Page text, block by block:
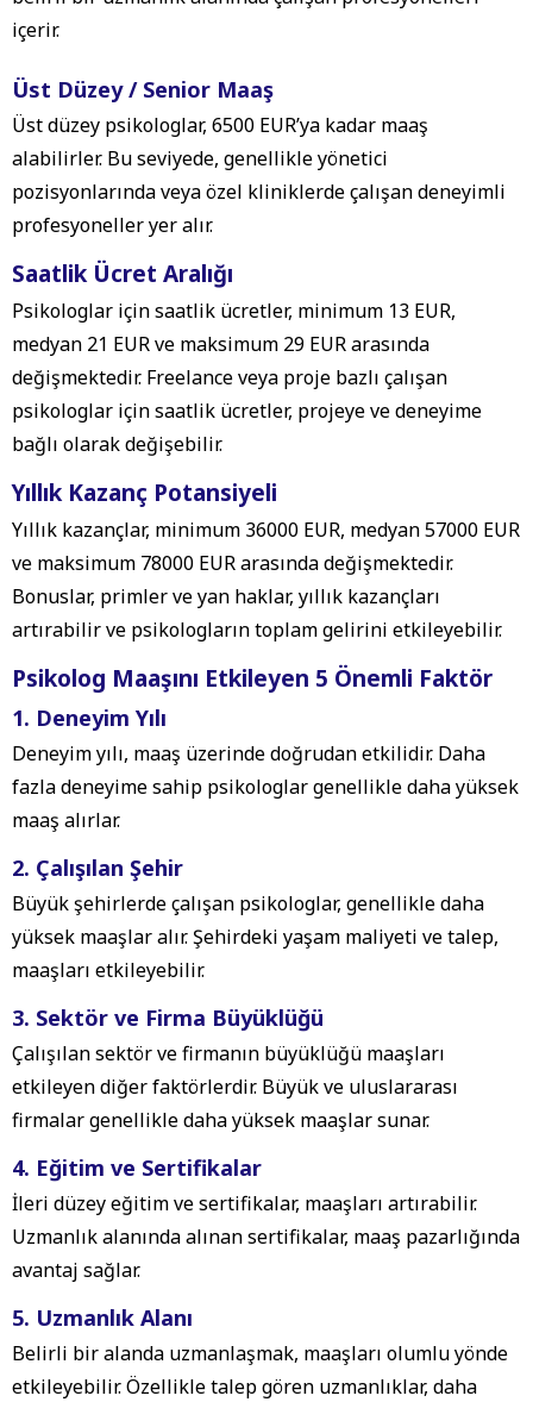
içerir.
Üst Düzey / Senior Maaş
Üst düzey psikologlar, 6500 EUR’ya kadar maaş
alabilirler. Bu seviyede, genellikle yönetici
pozisyonlarında veya özel kliniklerde çalışan deneyimli
profesyoneller yer alır.
Saatlik Ücret Aralığı
Psikologlar için saatlik ücretler, minimum 13 EUR,
medyan 21 EUR ve maksimum 29 EUR arasında
değişmektedir. Freelance veya proje bazlı çalışan
psikologlar için saatlik ücretler, projeye ve deneyime
bağlı olarak değişebilir.
Yıllık Kazanç Potansiyeli
Yıllık kazançlar, minimum 36000 EUR, medyan 57000 EUR
ve maksimum 78000 EUR arasında değişmektedir.
Bonuslar, primler ve yan haklar, yıllık kazançları
artırabilir ve psikologların toplam gelirini etkileyebilir.
Psikolog Maaşını Etkileyen 5 Önemli Faktör
1. Deneyim Yılı
Deneyim yılı, maaş üzerinde doğrudan etkilidir. Daha
fazla deneyime sahip psikologlar genellikle daha yüksek
maaş alırlar.
2. Çalışılan Şehir
Büyük şehirlerde çalışan psikologlar, genellikle daha
yüksek maaşlar alır. Şehirdeki yaşam maliyeti ve talep,
maaşları etkileyebilir.
3. Sektör ve Firma Büyüklüğü
Çalışılan sektör ve firmanın büyüklüğü maaşları
etkileyen diğer faktörlerdir. Büyük ve uluslararası
firmalar genellikle daha yüksek maaşlar sunar.
4. Eğitim ve Sertifikalar
İleri düzey eğitim ve sertifikalar, maaşları artırabilir.
Uzmanlık alanında alınan sertifikalar, maaş pazarlığında
avantaj sağlar.
5. Uzmanlık Alanı
Belirli bir alanda uzmanlaşmak, maaşları olumlu yönde
etkileyebilir. Özellikle talep gören uzmanlıklar, daha